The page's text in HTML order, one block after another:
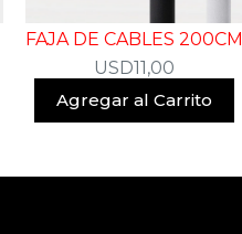
FAJA DE CABLES 200CM
USD11,00
Agregar al Carrito